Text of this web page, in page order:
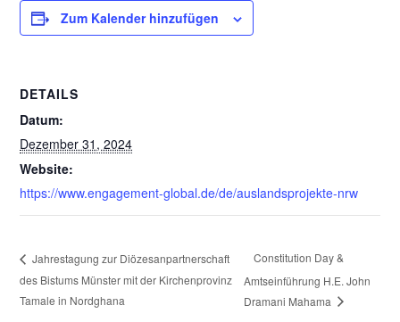
Zum Kalender hinzufügen
DETAILS
Datum:
Dezember 31, 2024
Website:
https://www.engagement-global.de/de/auslandsprojekte-nrw
Jahrestagung zur Diözesanpartnerschaft
des Bistums Münster mit der Kirchenprovinz
Tamale in Nordghana
Constitution Day &
Amtseinführung H.E. John
Dramani Mahama